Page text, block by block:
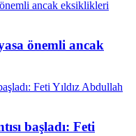
önemli ancak
başladı: Feti